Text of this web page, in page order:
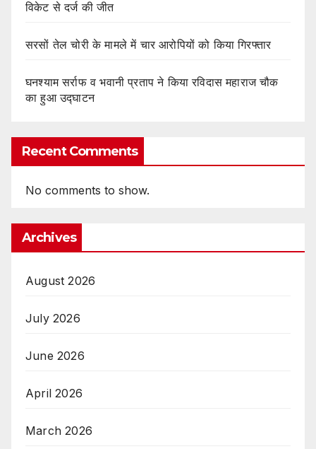
विकेट से दर्ज की जीत
सरसों तेल चोरी के मामले में चार आरोपियों को किया गिरफ्तार
घनश्याम सर्राफ व भवानी प्रताप ने किया रविदास महाराज चौक
का हुआ उद्घाटन
Recent Comments
No comments to show.
Archives
August 2026
July 2026
June 2026
April 2026
March 2026